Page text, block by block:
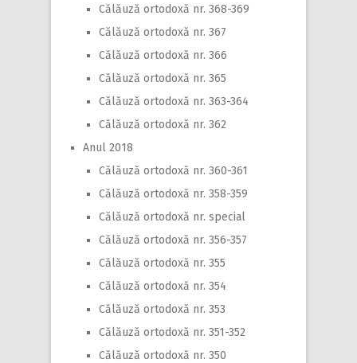
Călăuză ortodoxă nr. 368-369
Călăuză ortodoxă nr. 367
Călăuză ortodoxă nr. 366
Călăuză ortodoxă nr. 365
Călăuză ortodoxă nr. 363-364
Călăuză ortodoxă nr. 362
Anul 2018
Călăuză ortodoxă nr. 360-361
Călăuză ortodoxă nr. 358-359
Călăuză ortodoxă nr. special
Călăuză ortodoxă nr. 356-357
Călăuză ortodoxă nr. 355
Călăuză ortodoxă nr. 354
Călăuză ortodoxă nr. 353
Călăuză ortodoxă nr. 351-352
Călăuză ortodoxă nr. 350